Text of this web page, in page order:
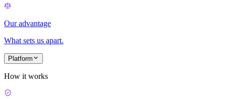
Our advantage
What sets us apart.
Platform
How it works